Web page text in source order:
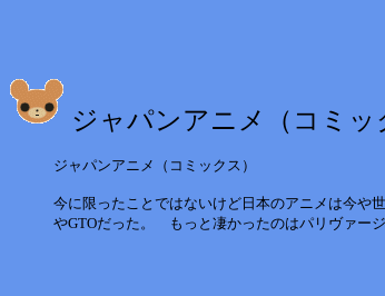
ジャパンアニメ（コミッ
ジャパンアニメ（コミックス）
今に限ったことではないけど日本のアニメは今や
やGTOだった。 もっと凄かったのはパリヴァー